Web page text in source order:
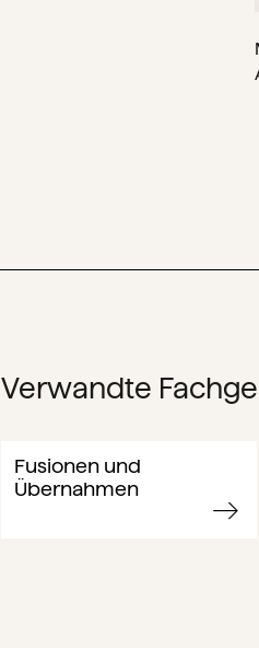
Verwandte
Fusionen und
Übernahmen